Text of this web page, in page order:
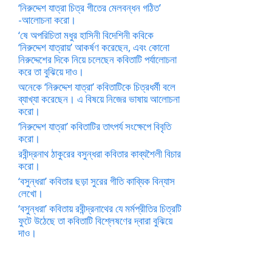
‘নিরুদ্দেশ যাত্রা চিত্র গীতের মেলবন্ধন গঠিত’
-আলোচনা করো।
‘ষে অপরিচিতা মধুর হাসিনী বিদেশিনী কবিকে
‘নিরুদ্দেশ যাত্রায়’ আকর্ষণ করেছেন, এবং কোনো
নিরুদ্দেশের দিকে নিয়ে চলেছেন কবিতাটি পর্যালোচনা
করে তা বুঝিয়ে দাও।
অনেকে ‘নিরুদ্দেশ যাত্রা’ কবিতাটিকে চিত্রধর্মী বলে
ব্যাখ্যা করেছেন। এ বিষয়ে নিজের ভাষায় আলোচনা
করো।
‘নিরুদ্দেশ যাত্রা’ কবিতাটির তাৎপর্য সংক্ষেপে বিবৃতি
করো।
রবীন্দ্রনাথ ঠাকুরের বসুন্ধরা কবিতার কাব্যশৈলী বিচার
করো।
‘বসুন্ধরা’ কবিতার ছড়া সুরের গীতি কাব্যিক বিন্যাস
লেখো।
‘বসুন্ধরা’ কবিতায় রবীন্দ্রনাথের যে মর্মপ্রীতির চিত্রটি
ফুটে উঠেছে তা কবিতাটি বিশ্লেষণের দ্বারা বুঝিয়ে
দাও।